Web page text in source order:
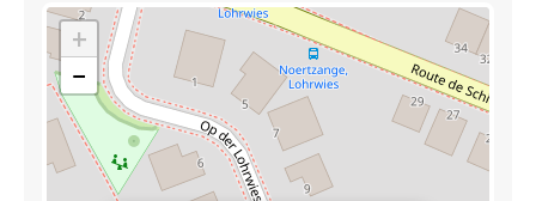
+
−